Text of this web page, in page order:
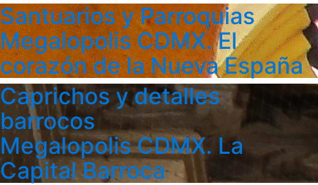
Santuarios y Parroquias
Megalopolis CDMX. El
corazón de la Nueva España
Caprichos y detalles
barrocos
Megalopolis CDMX. La
Capital Barroca